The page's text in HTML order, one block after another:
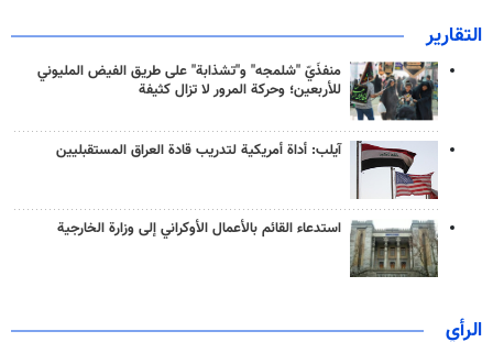
التقارير
منفذَيّ "شلمجه" و"تشذابة" على طريق الفيض المليوني
للأربعين؛ وحركة المرور لا تزال كثيفة
آيلب: أداة أمريكية لتدريب قادة العراق المستقبليين
استدعاء القائم بالأعمال الأوكراني إلى وزارة الخارجية
الرأي